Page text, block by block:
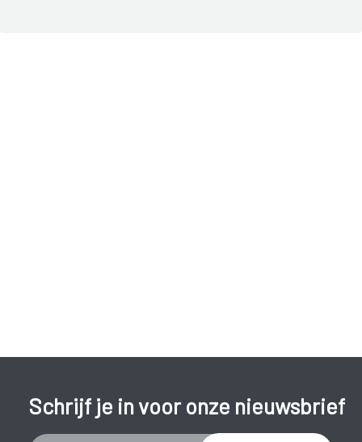
bij chirurgische verwijdering kunnen de neuspoliepen weer
Schrijf je in voor onze nieuwsbrief